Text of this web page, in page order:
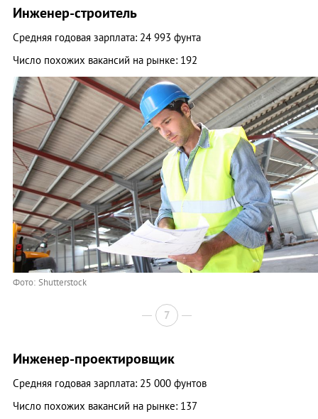
Инженер-строитель
Средняя годовая зарплата: 24 993 фунта
Число похожих вакансий на рынке: 192
Фото: Shutterstock
7
Инженер-проектировщик
Средняя годовая зарплата: 25 000 фунтов
Число похожих вакансий на рынке: 137